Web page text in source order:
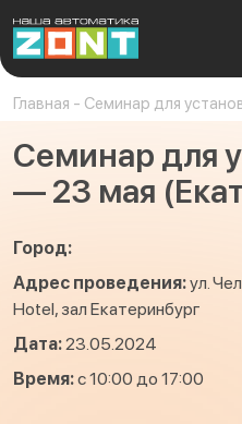
Главная - Семинар для
Семинар для
— 23 мая
Город:
Адрес проведения:ул.
Hotel, зал Екатеринбург
Дата:23.05.2024
Время:с 10:00 до 17:00